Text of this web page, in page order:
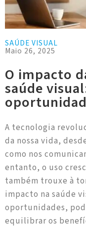
SAÚDE VISUAL
Maio 26, 2025
O impacto
saúde
A tecnologia
da nossa vida,
como nos
entanto, o uso
também trouxe à
impacto na saúde
oportunidades,
equilibrar os